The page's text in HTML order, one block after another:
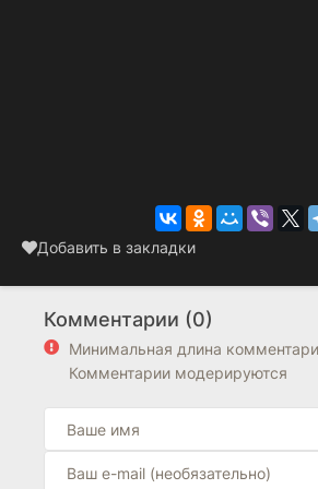
Добавить в закладки
Комментарии (0)
Минимальная длина
Комментарии модерируются